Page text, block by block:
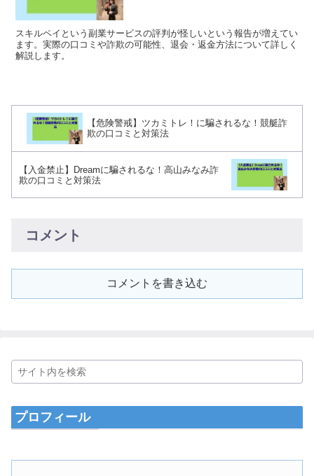
スキルペイという副業サービスの評判が怪しいという報告が増えてい
ます。実際の口コミや詐欺の可能性、退会・返金方法について詳しく
解説します。
【危険警戒】ツカミトレ！に騙されるな！競艇詐
欺の口コミと対策法
【入金禁止】Dreamに騙されるな！高山みなみ詐
欺の口コミと対策法
コメント
コメントを書き込む
プロフィール